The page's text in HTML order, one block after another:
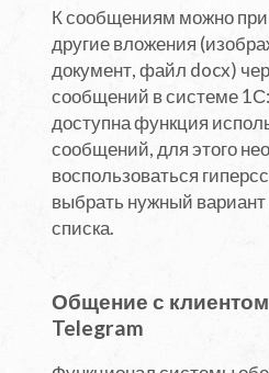
К сообщениям можно
другие вложения
документ, файл docx)
сообщений в системе
доступна функция
сообщений, для этого
воспользоваться
выбрать нужный
списка.
Общение с
Telegram